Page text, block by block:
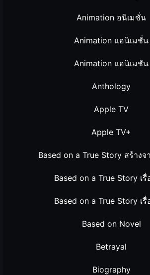
Animation อนิเมชั่น
Animation แอนิเมชั่น
Animation แอนิเมชัน
Anthology
Apple TV
Apple TV+
Based on a True Story สร้างจ
Based on a True Story เรื่
Based on a True Story เรื่
Based on Novel
Betrayal
Biography